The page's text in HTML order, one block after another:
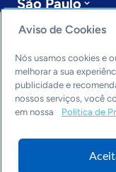
Últimas notícias
Entre em
Editorias
Economia &
Inovação &
Arquivo
Aviso de Cookies
Nós usamos cookies e
melhorar a sua
publicidade e
nossos serviços, você
em nossa
Política de